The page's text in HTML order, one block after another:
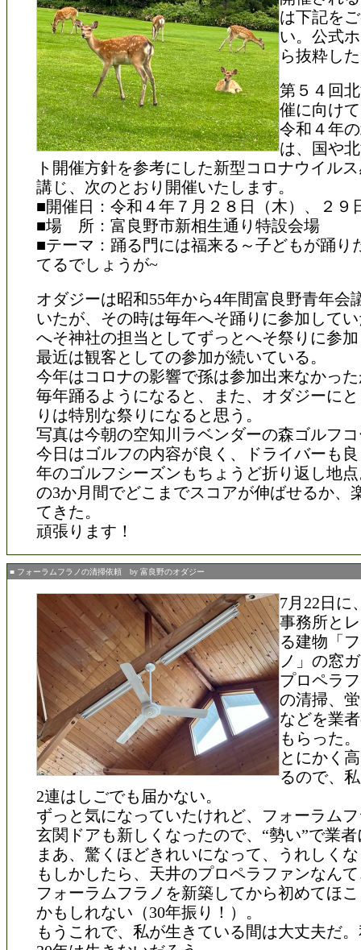
は下記を
い。公式
ら抜粋し
第５４回
催に向けて
令和４年
は、国や
ト開催方針を参考にした新型コロナウイル
講じ、次のとおり開催いたします。
■開催日：令和４年７月２８日（木）、２９
■場 所：富良野市新相生通り特設会場
■テーマ：踊る門には福来る～子どもが踊り
てるでしょうが~
オダジーは昭和55年から4年間富良野青年会
いたが、その時は毎年へそ踊りに参加して
へそ神社の担当としてずっとへそ祭りに参
最近は観客としての参加が続いている。
今年はコロナの影響で孫は参加出来なかっ
毎年踊るようになると、また、オダジーに
りは特別な祭りになると思う。
写真は今朝の空知川ラベンダーの森ゴルフ
今日はゴルフの内容が良く、ドライバーも
年のゴルフシーズンもちょうど折り返し地
の3か月間でどこまでスコアが伸ばせるか、
てきた。
頑張ります！
■ フォーラムフラノの清掃依頼 by 富良野のオダジー
7月22日に
事務所と
る建物「
ノ」の窓
プロペラ
の清掃、
などを業
もらった。
とにかく
るので、
2連はしごでも届かない。
ずっと気になっていたけれど、フォーラム
玄関ドアも新しくなったので、“勢い”で業
まあ、驚くほどきれいになって、うれしく
もしかしたら、天井のプロペラファンなん
フォーラムフラノを新築してから初めてほ
かもしれない（30年振り！）。
もうこれで、私が生きている間は大丈夫だ